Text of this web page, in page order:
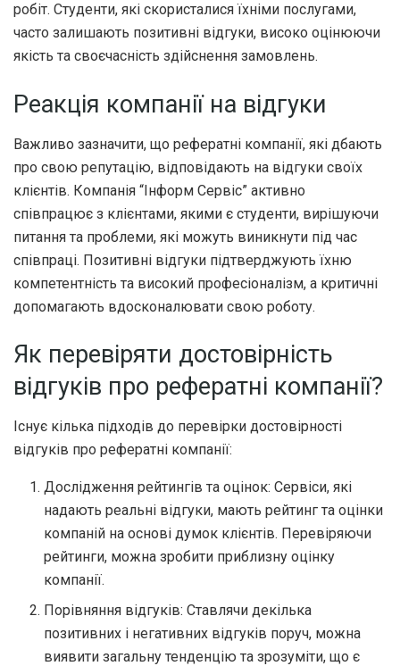
робіт. Студенти, які скористалися їхніми послугами,
часто залишають позитивні відгуки, високо оцінюючи
якість та своєчасність здійснення замовлень.
Реакція компанії на відгуки
Важливо зазначити, що рефератні компанії, які дбають
про свою репутацію, відповідають на відгуки своїх
клієнтів. Компанія “Інформ Сервіс” активно
співпрацює з клієнтами, якими є студенти, вирішуючи
питання та проблеми, які можуть виникнути під час
співпраці. Позитивні відгуки підтверджують їхню
компетентність та високий професіоналізм, а критичні
допомагають вдосконалювати свою роботу.
Як перевіряти достовірність
відгуків про рефератні компанії?
Існує кілька підходів до перевірки достовірності
відгуків про рефератні компанії:
Дослідження рейтингів та оцінок: Сервіси, які
надають реальні відгуки, мають рейтинг та оцінки
компаній на основі думок клієнтів. Перевіряючи
рейтинги, можна зробити приблизну оцінку
компанії.
Порівняння відгуків: Ставлячи декілька
позитивних і негативних відгуків поруч, можна
виявити загальну тенденцію та зрозуміти, що є